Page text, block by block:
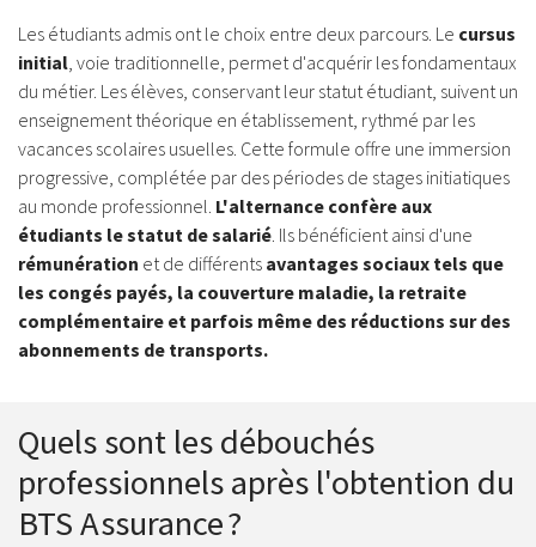
Les étudiants admis ont le choix entre deux parcours. Le cursus
initial, voie traditionnelle, permet d'acquérir les fondamentaux
du métier. Les élèves, conservant leur statut étudiant, suivent un
enseignement théorique en établissement, rythmé par les
vacances scolaires usuelles. Cette formule offre une immersion
progressive, complétée par des périodes de stages initiatiques
au monde professionnel. L'alternance confère aux
étudiants le statut de salarié. Ils bénéficient ainsi d'une
rémunération et de différents avantages sociaux tels que
les congés payés, la couverture maladie, la retraite
complémentaire et parfois même des réductions sur des
abonnements de transports.
Quels sont les débouchés
professionnels après l'obtention du
BTS Assurance ?